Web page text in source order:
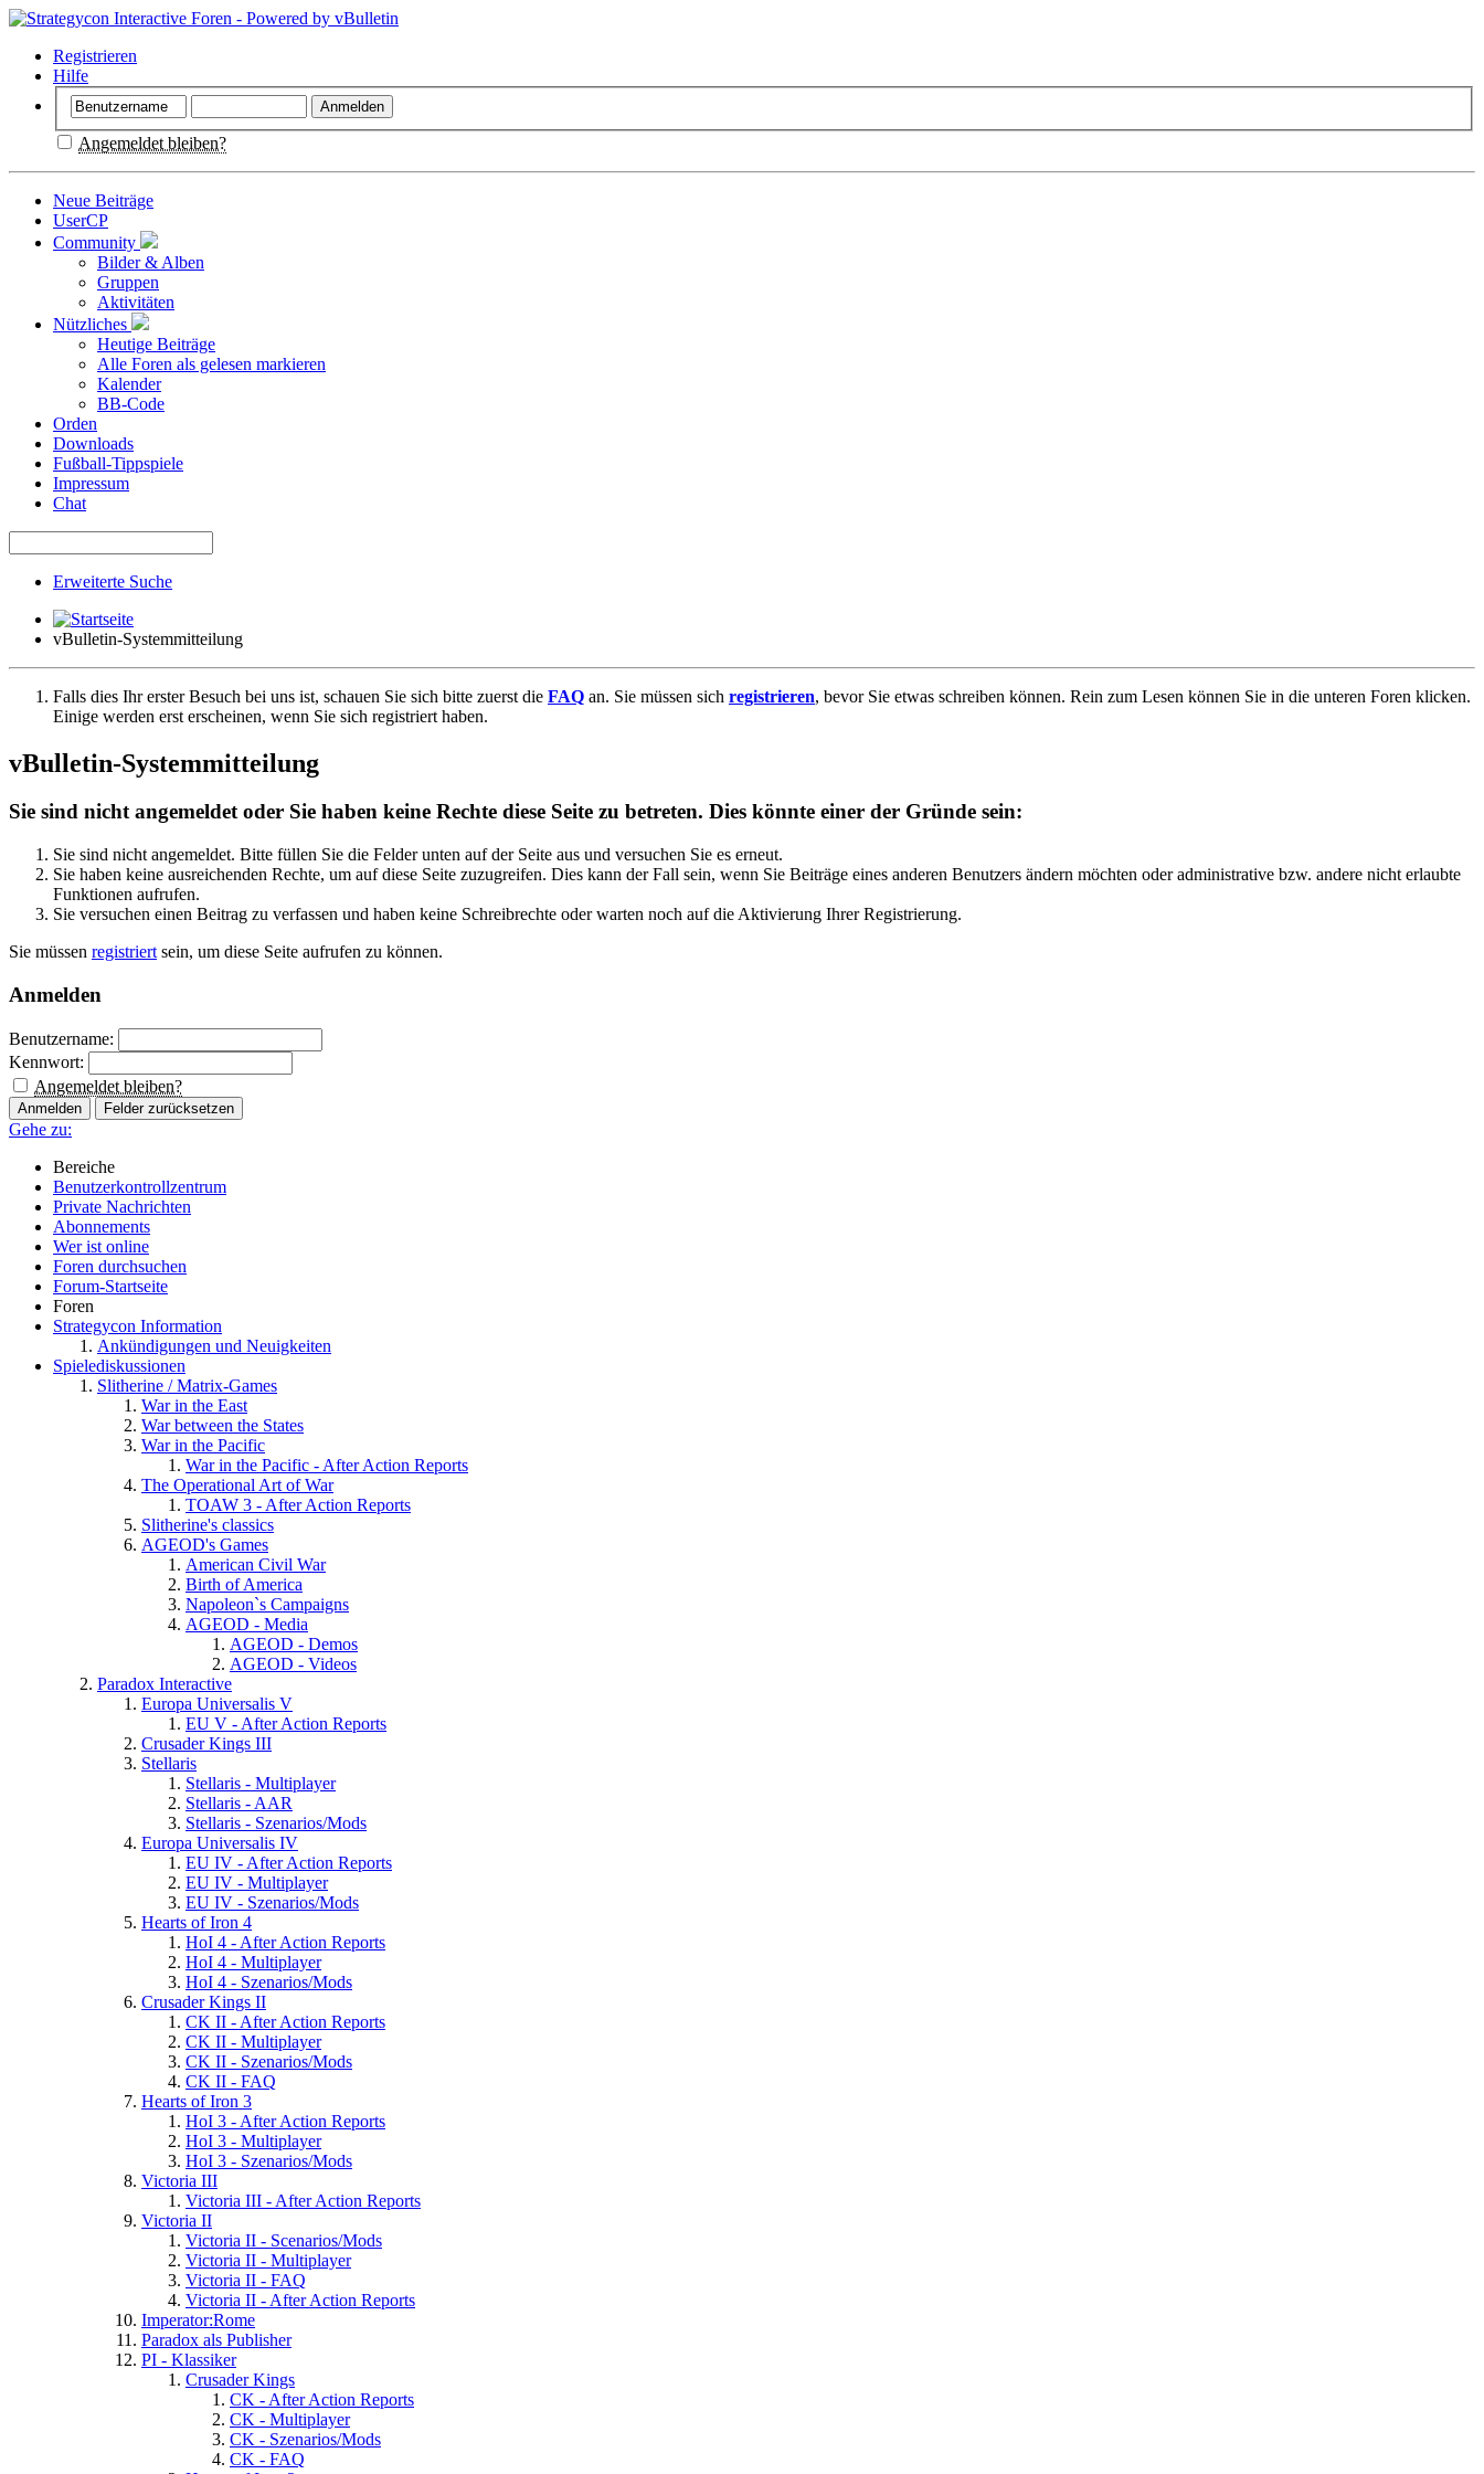
Registrieren
Hilfe
Angemeldet bleiben?
Neue Beiträge
UserCP
Community
Bilder & Alben
Gruppen
Aktivitäten
Nützliches
Heutige Beiträge
Alle Foren als gelesen markieren
Kalender
BB-Code
Orden
Downloads
Fußball-Tippspiele
Impressum
Chat
Erweiterte Suche
vBulletin-Systemmitteilung
Falls dies Ihr erster Besuch bei uns ist, schauen Sie sich bitte zuerst die FAQ an. Sie müssen sich registrieren, bevor Sie etwas schreiben können. Rein zum Lesen können Sie in die unteren Foren klicken.
Einige werden erst erscheinen, wenn Sie sich registriert haben.
vBulletin-Systemmitteilung
Sie sind nicht angemeldet oder Sie haben keine Rechte diese Seite zu betreten. Dies könnte einer der Gründe sein:
Sie sind nicht angemeldet. Bitte füllen Sie die Felder unten auf der Seite aus und versuchen Sie es erneut.
Sie haben keine ausreichenden Rechte, um auf diese Seite zuzugreifen. Dies kann der Fall sein, wenn Sie Beiträge eines anderen Benutzers ändern möchten oder administrative bzw. andere nicht erlaubte
Funktionen aufrufen.
Sie versuchen einen Beitrag zu verfassen und haben keine Schreibrechte oder warten noch auf die Aktivierung Ihrer Registrierung.
Sie müssen registriert sein, um diese Seite aufrufen zu können.
Anmelden
Benutzername:
Kennwort:
Angemeldet bleiben?
Gehe zu:
Bereiche
Benutzerkontrollzentrum
Private Nachrichten
Abonnements
Wer ist online
Foren durchsuchen
Forum-Startseite
Foren
Strategycon Information
Ankündigungen und Neuigkeiten
Spielediskussionen
Slitherine / Matrix-Games
War in the East
War between the States
War in the Pacific
War in the Pacific - After Action Reports
The Operational Art of War
TOAW 3 - After Action Reports
Slitherine's classics
AGEOD's Games
American Civil War
Birth of America
Napoleon`s Campaigns
AGEOD - Media
AGEOD - Demos
AGEOD - Videos
Paradox Interactive
Europa Universalis V
EU V - After Action Reports
Crusader Kings III
Stellaris
Stellaris - Multiplayer
Stellaris - AAR
Stellaris - Szenarios/Mods
Europa Universalis IV
EU IV - After Action Reports
EU IV - Multiplayer
EU IV - Szenarios/Mods
Hearts of Iron 4
HoI 4 - After Action Reports
HoI 4 - Multiplayer
HoI 4 - Szenarios/Mods
Crusader Kings II
CK II - After Action Reports
CK II - Multiplayer
CK II - Szenarios/Mods
CK II - FAQ
Hearts of Iron 3
HoI 3 - After Action Reports
HoI 3 - Multiplayer
HoI 3 - Szenarios/Mods
Victoria III
Victoria III - After Action Reports
Victoria II
Victoria II - Scenarios/Mods
Victoria II - Multiplayer
Victoria II - FAQ
Victoria II - After Action Reports
Imperator:Rome
Paradox als Publisher
PI - Klassiker
Crusader Kings
CK - After Action Reports
CK - Multiplayer
CK - Szenarios/Mods
CK - FAQ